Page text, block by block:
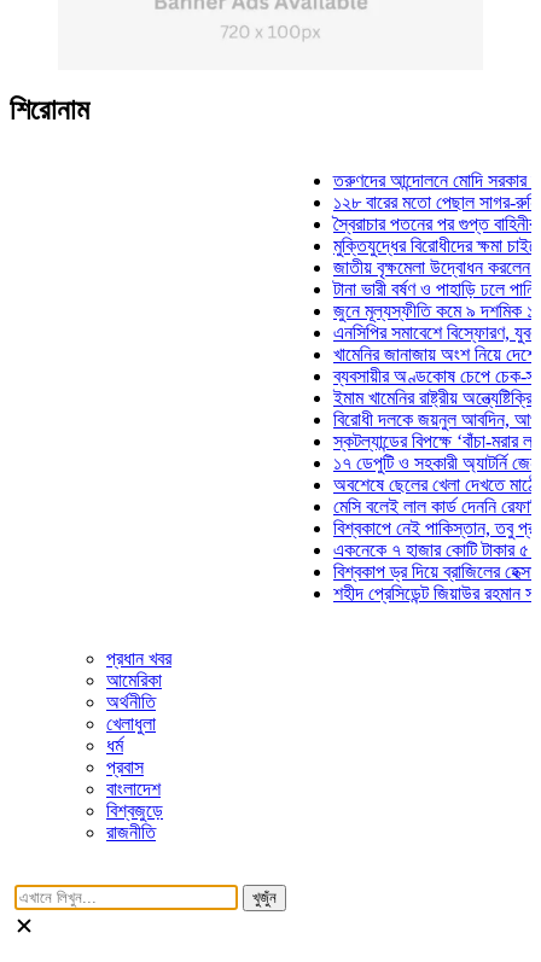
শিরোনাম
তরুণদের আন্দোলনে মোদি সরকার দুর্বল
১২৮ বারের মতো পেছাল সাগর-রুনি
স্বৈরাচার পতনের পর গুপ্ত বাহিনীর
মুক্তিযুদ্ধের বিরোধীদের ক্ষমা চাইতে
জাতীয় বৃক্ষমেলা উদ্বোধন করলেন
টানা ভারী বর্ষণ ও পাহাড়ি ঢলে পানিবন্দি
জুনে মূল্যস্ফীতি কমে ৯ দশমিক ১৬
এনসিপির সমাবেশে বিস্ফোরণ, যুবলীগের
খামেনির জানাজায় অংশ নিয়ে দেশে
ব্যবসায়ীর অণ্ডকোষ চেপে চেক-
ইমাম খামেনির রাষ্ট্রীয় অন্ত্যেষ্টিক্রিয়ায়
বিরোধী দলকে জয়নুল আবদিন, আপনারা
স্কটল্যান্ডের বিপক্ষে ‘বাঁচা-মরার
১৭ ডেপুটি ও সহকারী অ্যাটর্নি
অবশেষে ছেলের খেলা দেখতে মাঠে
মেসি বলেই লাল কার্ড দেননি রেফারি!
বিশ্বকাপে নেই পাকিস্তান, তবু প্রতিটি
একনেকে ৭ হাজার কোটি টাকার ৫
বিশ্বকাপ ড্র দিয়ে ব্রাজিলের হেক্সা মিশন
শহীদ প্রেসিডেন্ট জিয়াউর রহমান
প্রধান খবর
আমেরিকা
অর্থনীতি
খেলাধুলা
ধর্ম
প্রবাস
বাংলাদেশ
বিশ্বজুড়ে
রাজনীতি
খুজুঁন